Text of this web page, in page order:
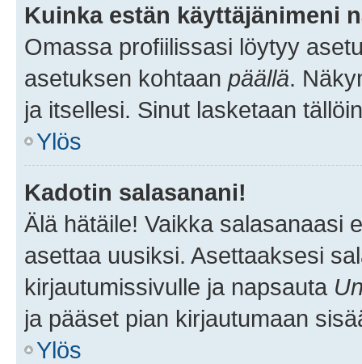
Kuinka estän käyttäjänimeni
Omassa profiilissasi löytyy
asetuksen kohtaan päällä.
ja itsellesi. Sinut lasketaan
Ylös
Kadotin salasanani!
Älä hätäile! Vaikka salasanaasi
asettaa uusiksi. Asettaaksesi
kirjautumissivulle ja napsauta
ja pääset pian kirjautumaan
Ylös